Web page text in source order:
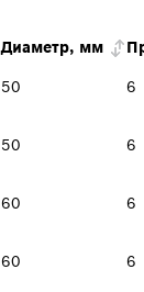
Диаметр, мм
50 6
50 6
60 6
60 6